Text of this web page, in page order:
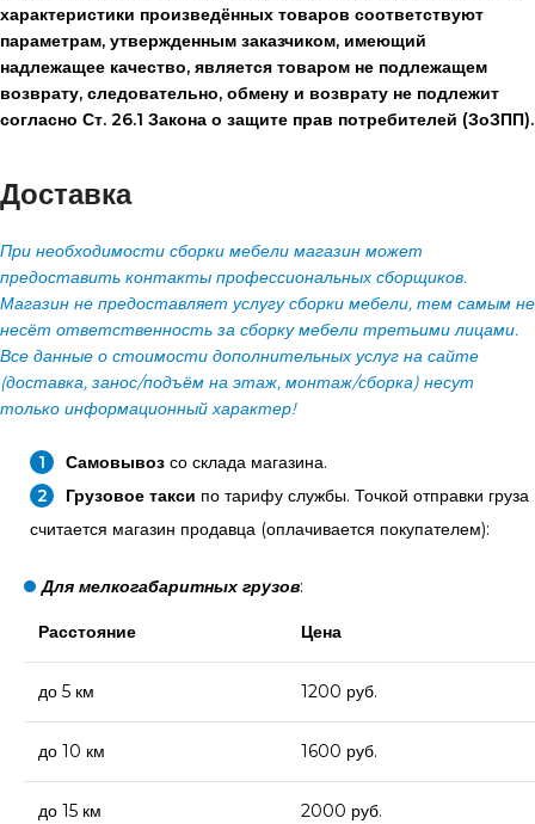
характеристики произведённых товаров соответствуют
параметрам, утвержденным заказчиком, имеющий
надлежащее качество, является товаром не подлежащем
возврату, следовательно, обмену и возврату не подлежит
согласно Ст. 26.1 Закона о защите прав потребителей (ЗоЗПП).
Доставка
При необходимости сборки мебели магазин может
предоставить контакты профессиональных сборщиков.
Магазин не предоставляет услугу сборки мебели, тем самым не
несёт ответственность за сборку мебели третьими лицами.
Все данные о стоимости дополнительных услуг на сайте
(доставка, занос/подъём на этаж, монтаж/сборка) несут
только информационный характер!
Самовывоз со склада магазина.
Грузовое такси по тарифу службы. Точкой отправки груза
считается магазин продавца (оплачивается покупателем):
Для мелкогабаритных грузов:
Расстояние Цена
до 5 км 1200 руб.
до 10 км 1600 руб.
до 15 км 2000 руб.